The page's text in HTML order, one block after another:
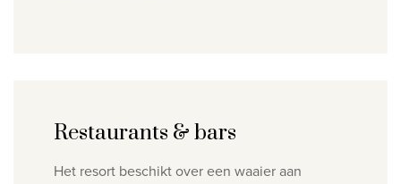
Restaurants & bars
Het resort beschikt over een waaier aan